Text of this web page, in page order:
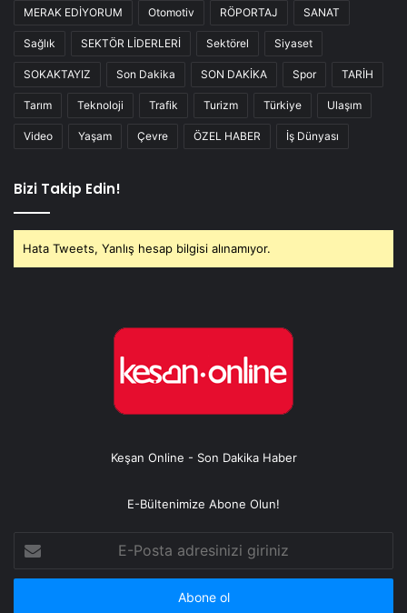
MERAK EDİYORUM Otomotiv RÖPORTAJ SANAT
Sağlık SEKTÖR LİDERLERİ Sektörel Siyaset
SOKAKTAYIZ Son Dakika SON DAKİKA Spor TARİH
Tarım Teknoloji Trafik Turizm Türkiye Ulaşım
Video Yaşam Çevre ÖZEL HABER İş Dünyası
Bizi Takip Edin!
Hata Tweets, Yanlış hesap bilgisi alınamıyor.
Keşan Online - Son Dakika Haber
E-Bültenimize Abone Olun!
Posta
adresinizi